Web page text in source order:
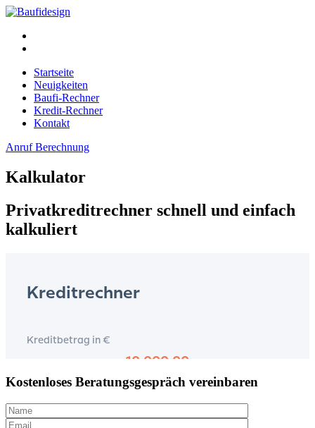
Startseite
Neuigkeiten
Baufi-Rechner
Kredit-Rechner
Kontakt
AnrufBerechnung
Kalkulator
Privatkreditrechner schnell und einfach
kalkuliert
Kostenloses Beratungsgespräch vereinbaren